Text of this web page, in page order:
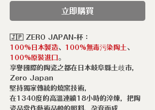
立即購買
🇯🇵 ZERO JAPAN-杯：
100%日本製造、 100%無毒污染陶土、
100%原裝進口 。
享譽國際的陶瓷之都在日本岐阜縣土歧市，
Zero Japan
堅持獨家傳統的燒窯技術，
在1340度的高溫連續18小時的淬煉，把陶